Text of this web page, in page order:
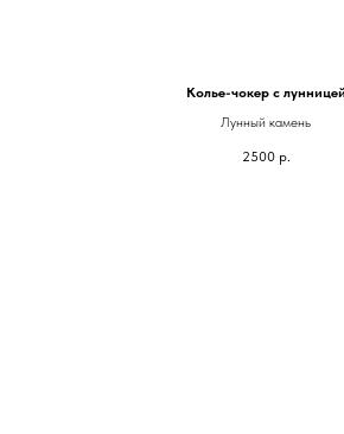
Колье-чокер с лунницей
Лунный камень
2500 р.